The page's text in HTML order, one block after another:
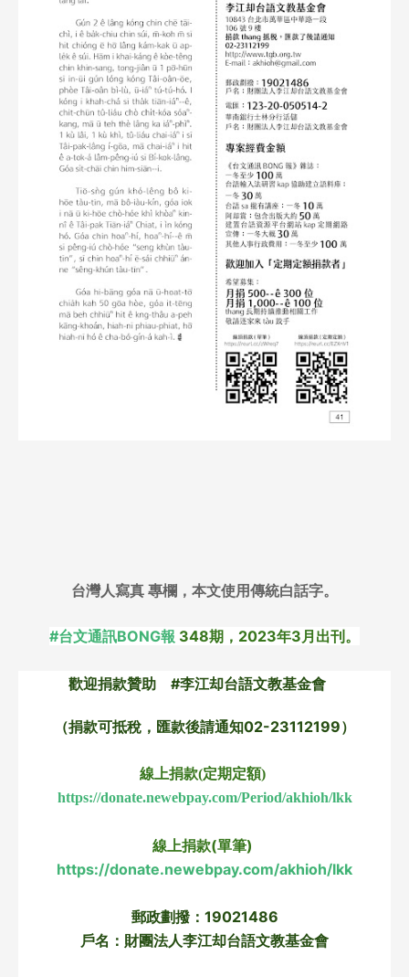
台灣人寫真 專欄，本文使用傳統白話字。
#台文通訊BONG報 348期，2023年3月出刊。
歡迎捐款贊助　#李江却台語文教基金會
（捐款可抵稅，匯款後請通知02-23112199）
https://donate.newebpay.com/Period/akhioh/lkk
https://donate.newebpay.com/akhioh/lkk
郵政劃撥：19021486
戶名：財團法人李江却台語文教基金會